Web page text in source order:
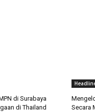
di Surabaya
di Thailand
Secara